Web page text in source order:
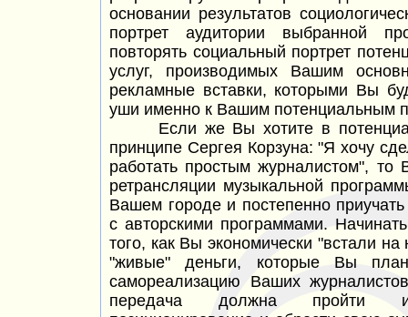
основании результатов
портрет аудитории выбранной
повторять социальный портрет
услуг, производимых Вашим
рекламные вставки, которыми Вы
уши именно к Вашим потенциальным
Если же Вы хотите в
принципе Сергея Корзуна: "Я хочу
работать простым журналистом",
ретрансляции музыкальной
Вашем городе и постепенно
с авторскими программами.
того, как Вы экономически "встали
"живые" деньги, которые Вы
самореализацию Ваших
передача должна пройти